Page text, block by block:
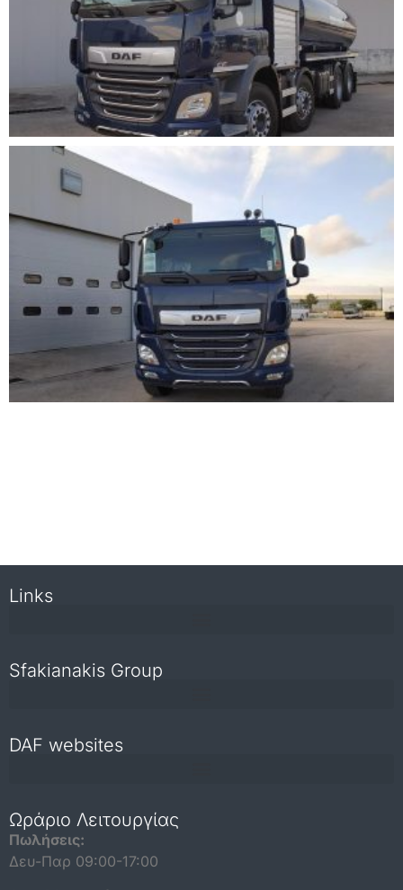
Links
Sfakianakis Group
DAF websites
Ωράριο Λειτουργίας
Πωλήσεις:
Δευ-Παρ 09:00-17:00